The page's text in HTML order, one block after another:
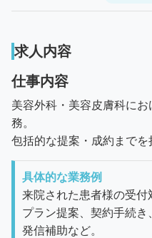
求人内容
仕事内容
美容外科・美容皮膚科に
務。
包括的な提案・成約までを
具体的な業務例
来院された患者様の受
プラン提案、契約手続
発信補助など。